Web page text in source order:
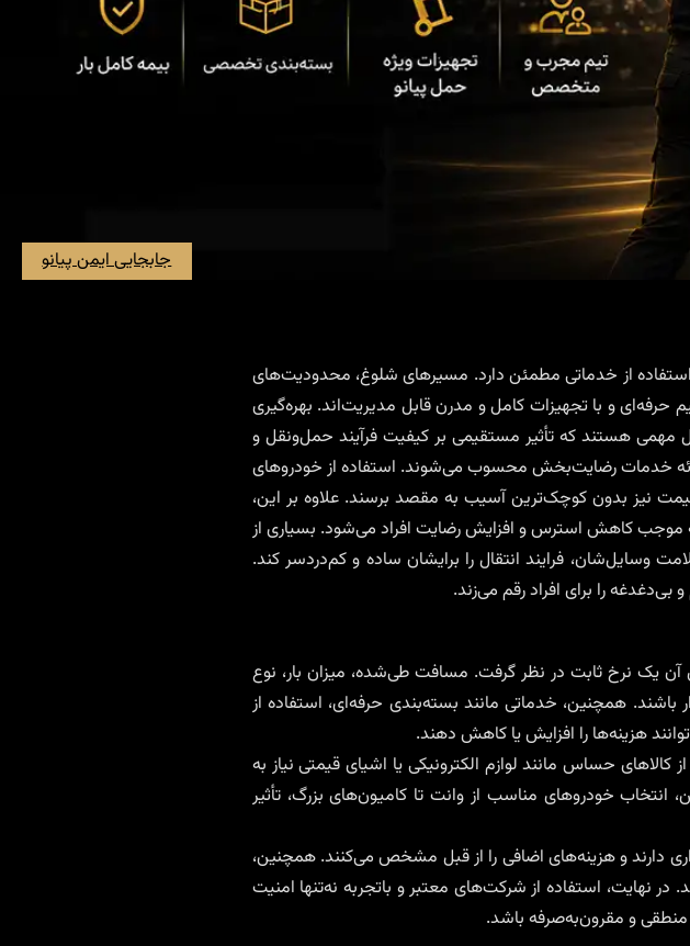
جابجایی ایمن پیانو
از خدماتی مطمئن دارد. مسیرهای شلوغ، محدودیت‌های
و با تجهیزات کامل و مدرن قابل مدیریت‌اند. بهره‌گیری
مهمی هستند که تأثیر مستقیمی بر کیفیت فرآیند حمل‌و‌نقل و
خدمات رضایت‌بخش محسوب می‌شوند. استفاده از خودروهای
نیز بدون کوچک‌ترین آسیب به مقصد برسند. علاوه بر این،
موجب کاهش استرس و افزایش رضایت افراد می‌شود. بسیاری از
وسایل‌شان، فرایند انتقال را برایشان ساده و کم‌دردسر کند.
بی‌دغدغه را برای افراد رقم می‌زند.
یک نرخ ثابت در نظر گرفت. مسافت طی‌شده، میزان بار، نوع
باشند. همچنین، خدماتی مانند بسته‌بندی حرفه‌ای، استفاده از
هزینه‌ها را افزایش یا کاهش دهند.
حساس مانند لوازم الکترونیکی یا اشیای قیمتی نیاز به
خودروهای مناسب از وانت تا کامیون‌های بزرگ، تأثیر
دارند و هزینه‌های اضافی را از قبل مشخص می‌کنند. همچنین،
نهایت، استفاده از شرکت‌های معتبر و باتجربه نه‌تنها امنیت
و مقرون‌به‌صرفه باشد.